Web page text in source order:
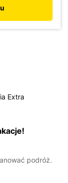
Extra
podróż.